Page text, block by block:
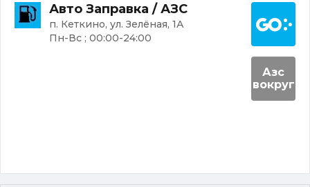
Авто Заправка / АЗС
п. Кеткино, ул. Зелёная, 1А
Пн-Вс ; 00:00-24:00
Азс
вокруг